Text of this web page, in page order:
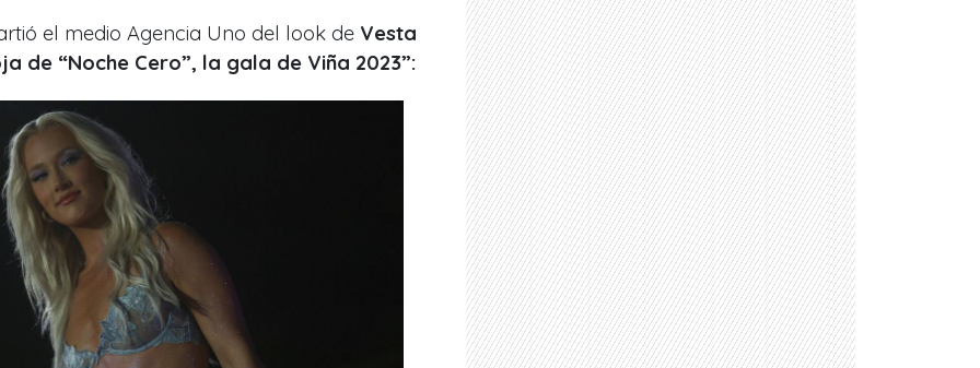
el medio Agencia Uno del look de Vesta
de “Noche Cero”, la gala de Viña 2023”: